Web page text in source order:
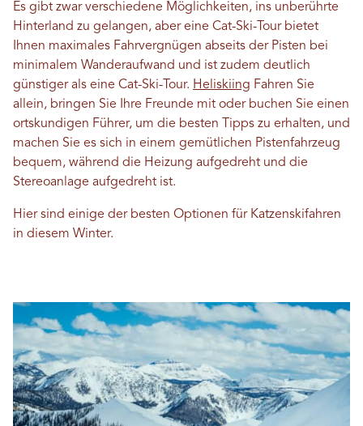
Es gibt zwar verschiedene Möglichkeiten, ins unberührte
Hinterland zu gelangen, aber eine Cat-Ski-Tour bietet
Ihnen maximales Fahrvergnügen abseits der Pisten bei
minimalem Wanderaufwand und ist zudem deutlich
günstiger als eine Cat-Ski-Tour. Heliskiing Fahren Sie
allein, bringen Sie Ihre Freunde mit oder buchen Sie einen
ortskundigen Führer, um die besten Tipps zu erhalten, und
machen Sie es sich in einem gemütlichen Pistenfahrzeug
bequem, während die Heizung aufgedreht und die
Stereoanlage aufgedreht ist.
Hier sind einige der besten Optionen für Katzenskifahren
in diesem Winter.